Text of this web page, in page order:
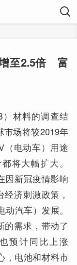
至2.5倍 富
材料的调查结
市场将较2019年
（电动车）用途
将大幅扩大。
因新冠疫情影响
济刺激政策，
汽车）发展。
的需求，带动了
预计同比上涨
，电池和材料市